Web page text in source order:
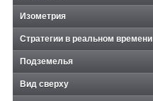
Изометрия
Стратегии в реальном времени
Подземелья
Вид сверху